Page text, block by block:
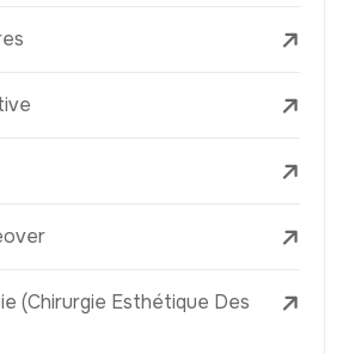
(Chirurgie Esthétique Des